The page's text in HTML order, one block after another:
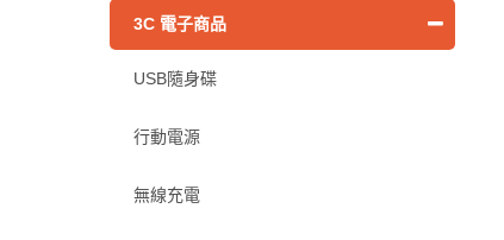
3C 電子商品
USB隨身碟
行動電源
無線充電